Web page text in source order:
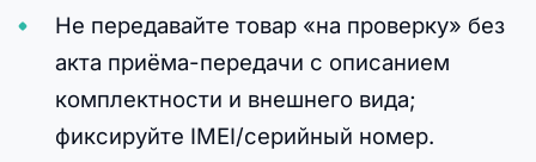
Не передавайте товар «на проверку» без
акта приёма-передачи с описанием
комплектности и внешнего вида;
фиксируйте IMEI/серийный номер.